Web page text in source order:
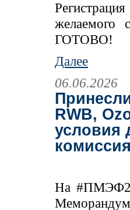
желаемого
ГОТОВО!
Далее
06.06.2026
RWB,
условия
На